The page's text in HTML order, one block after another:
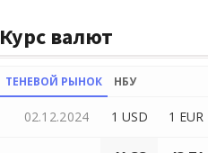
Курс валют
ТЕНЕВОЙ РЫНОК НБУ
02.12.2024 1 USD 1 EUR